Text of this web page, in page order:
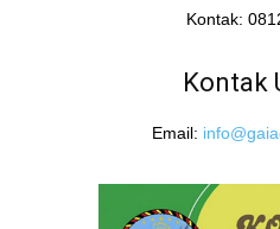
Kontak:
Kontak
Email: